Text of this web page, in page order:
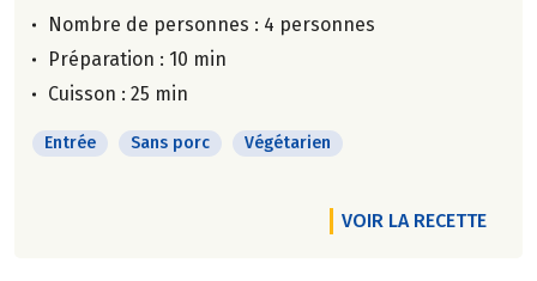
Nombre de personnes : 4 personnes
Préparation : 10 min
Cuisson : 25 min
Entrée Sans porc Végétarien
VOIR LA RECETTE